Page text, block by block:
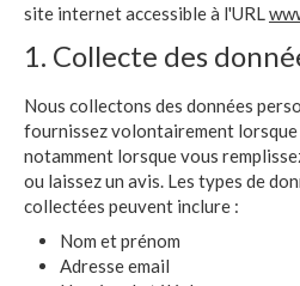
site internet accessible à l'URL
1. Collecte des
Nous collectons des données
fournissez volontairement
notamment lorsque vous
ou laissez un avis. Les types de
collectées peuvent inclure :
Nom et prénom
Adresse email